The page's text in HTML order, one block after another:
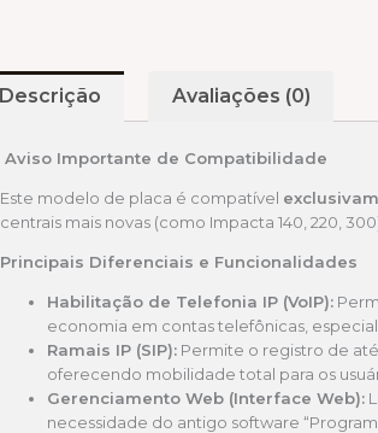
Descrição Avaliações (0)
Aviso Importante de Compatibilidade
Este modelo de placa é compatível
centrais mais novas (como Impacta 140, 220,
Principais Diferenciais e Funcionalidades
Habilitação de Telefonia IP (VoIP):
economia em contas telefônicas,
Ramais IP (SIP): Permite o registro de
oferecendo mobilidade total para os
Gerenciamento Web (Interface Web):
necessidade do antigo software